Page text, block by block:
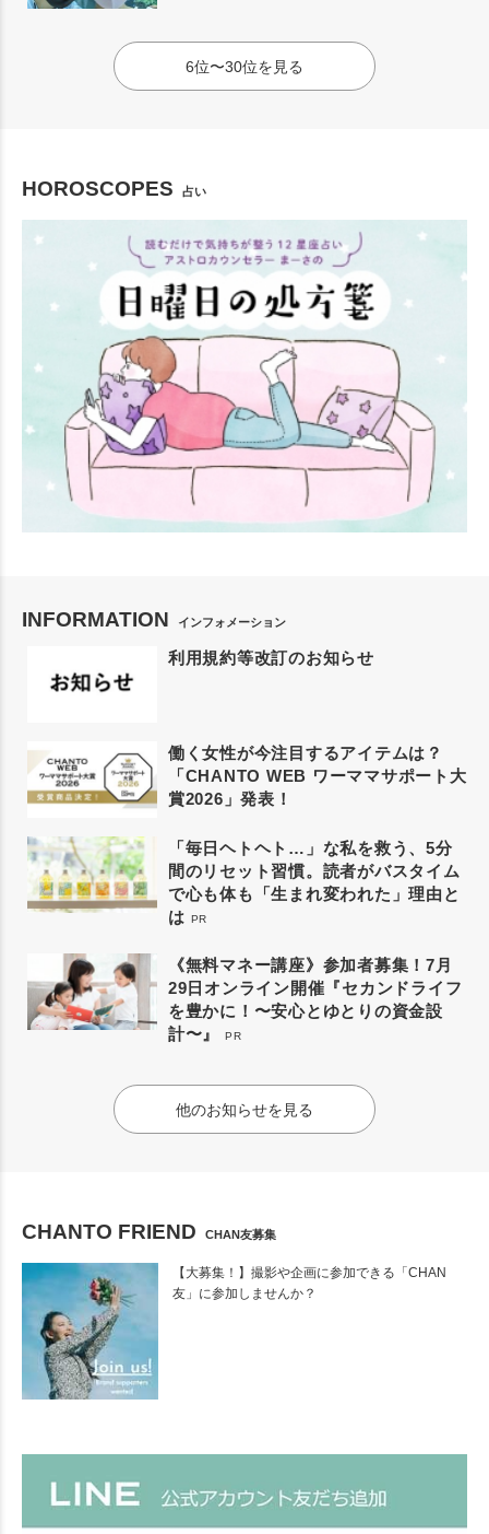
6位〜30位を見る
HOROSCOPES 占い
INFORMATION インフォメーション
利用規約等改訂のお知らせ
働く女性が今注目するアイテムは？
「CHANTO WEB ワーママサポート大
賞2026」発表！
「毎日ヘトヘト…」な私を救う、5分
間のリセット習慣。読者がバスタイム
で心も体も「生まれ変われた」理由と
は PR
《無料マネー講座》参加者募集！7月
29日オンライン開催『セカンドライフ
を豊かに！〜安心とゆとりの資金設
計〜』
PR
他のお知らせを見る
CHANTO FRIEND CHAN友募集
【大募集！】撮影や企画に参加できる「CHAN
友」に参加しませんか？